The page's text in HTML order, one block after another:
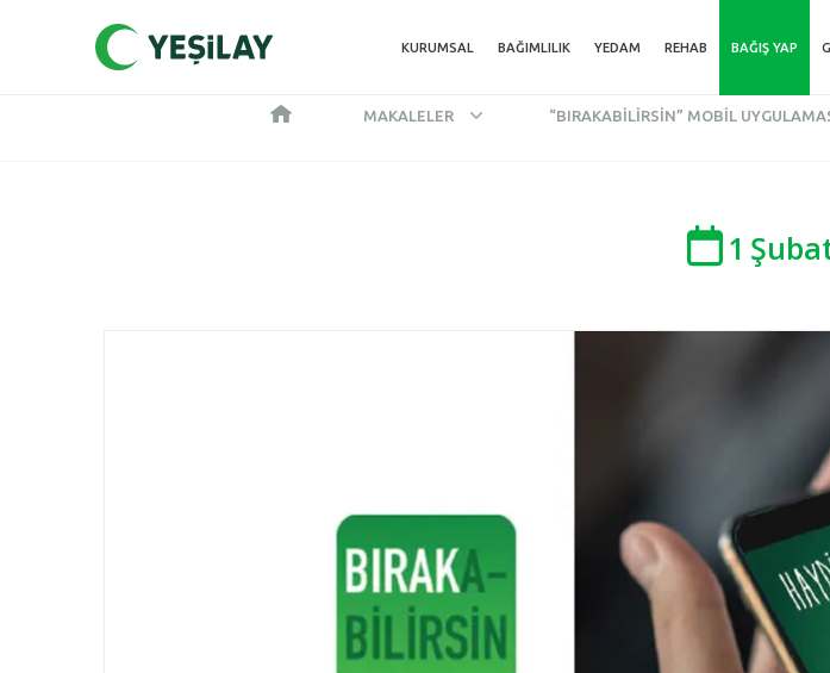
KURUMSAL BAĞIMLILIK YEDAM REHAB BAĞIŞ YAP
MAKALELER “BIRAKABILIRSIN” MOBIL
1